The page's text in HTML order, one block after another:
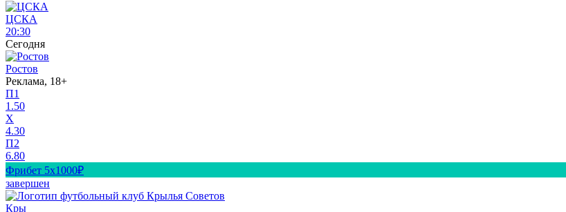
ЦСКА
20:30
Сегодня
Ростов
Реклама, 18+
П1
1.50
X
4.30
П2
6.80
Фрибет 5х1000₽
завершен
Кры